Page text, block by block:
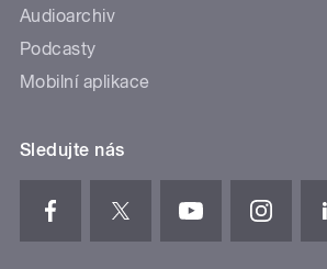
Audioarchiv
Podcasty
Mobilní aplikace
Sledujte nás